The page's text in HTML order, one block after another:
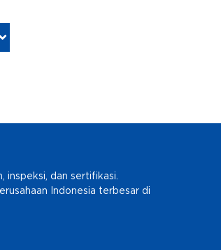
inspeksi, dan sertifikasi.
Indonesia terbesar di